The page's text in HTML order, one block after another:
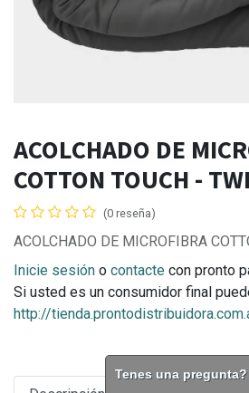
ACOLCHADO DE
COTTON TOUCH -
(0 reseña)
ACOLCHADO DE MICROFIBRA
Inicie sesión o contacte con pronto
Si usted es un consumidor final
http://
Tenes una